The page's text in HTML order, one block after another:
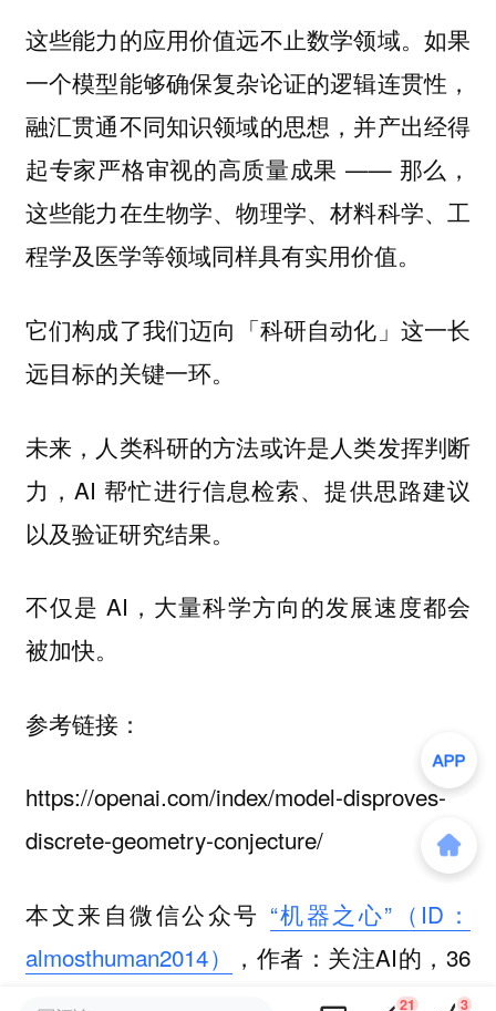
这些能力的应用价值远不止数学领域。 如果
一个模型能够确保复杂论证的逻辑连贯性，
融汇贯通不同知识领域的思想，并产出经得
起专家严格审视的高质量成果 —— 那么，
这些能力在生物学、物理学、材料科学、工
程学及医学等领域同样具有实用价值。
它们构成了我们迈向 「科研自动化」 这一长
远目标的关键一环。
未来，人类科研的方法或许是人类发挥判断
力，AI 帮忙进行信息检索、提供思路建议
以及验证研究结果。
不仅是 AI，大量科学方向的发展速度都会
被加快。
参考链接：
https://openai.com/index/model-disproves-
discrete-geometry-conjecture/
本文来自微信公众号 “机器之心”（ID：
almosthuman2014）
，作者：关注AI的，36
21 3